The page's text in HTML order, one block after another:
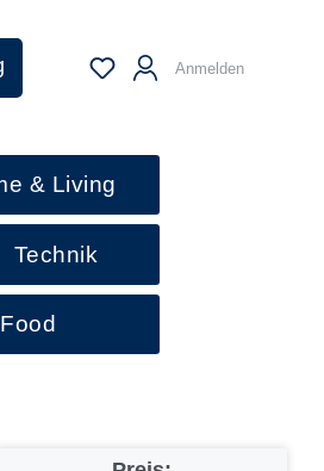
Anmelden
& Living
Technik